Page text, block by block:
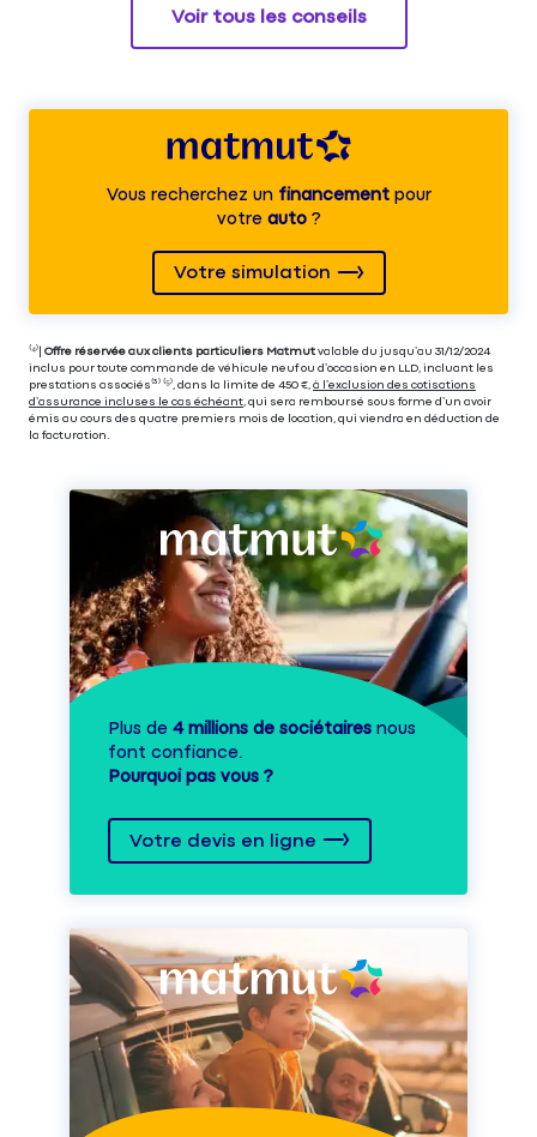
Voir tous les conseils
Vous recherchez unfinancementpour
votre auto?
Votre simulation
⁽⁴⁾| Offre réservée aux clients particuliers Matmut valable du jusqu’au 31/12/2024
inclus pour toute commande de véhicule neuf ou d’occasion en LLD, incluant les
prestations associés⁽³⁾ ⁽⁵⁾, dans la limite de 450 €, à l’exclusion des cotisations
d’assurance incluses le cas échéant, qui sera remboursé sous forme d’un avoir
émis au cours des quatre premiers mois de location, qui viendra en déduction de
la facturation.
Plus de 4 millions de sociétaires nous
font confiance.
Pourquoi pas vous ?
Votre devis en ligne